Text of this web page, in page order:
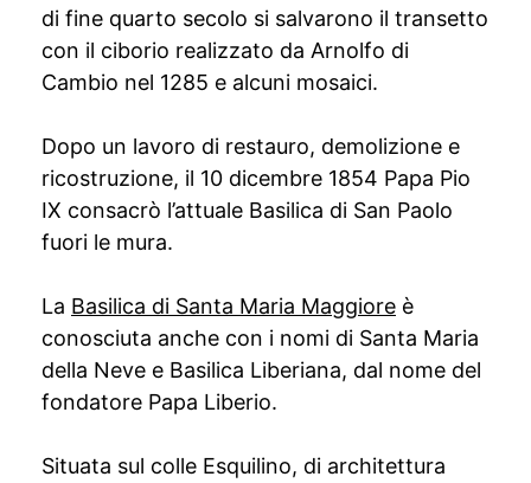
di fine quarto secolo si salvarono il transetto
con il ciborio realizzato da Arnolfo di
Cambio nel 1285 e alcuni mosaici.
Dopo un lavoro di restauro, demolizione e
ricostruzione, il 10 dicembre 1854 Papa Pio
IX consacrò l’attuale Basilica di San Paolo
fuori le mura.
La Basilica di Santa Maria Maggiore è
conosciuta anche con i nomi di Santa Maria
della Neve e Basilica Liberiana, dal nome del
fondatore Papa Liberio.
Situata sul colle Esquilino, di architettura